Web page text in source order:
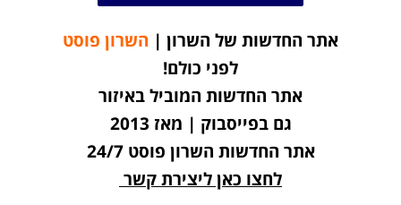
אתר החדשות של השרון | השרון פוסט
לפני כולם!
אתר החדשות המוביל באיזור
גם בפייסבוק | מאז 2013
אתר החדשות השרון פוסט 24/7
לחצו כאן ליצירת קשר